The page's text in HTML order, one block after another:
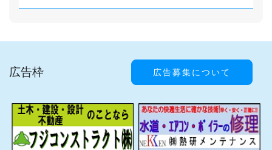
広告枠 広告募集について